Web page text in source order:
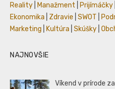
Reality
Manažment Prijímáčky
Ekonomika
Zdravie SWOT
Marketing
Kultúra Skúšky
NAJNOVŠIE
Víkend v prírode